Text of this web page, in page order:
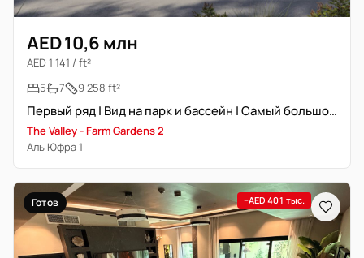
AED 10,6 млн
AED 1 141 / ft²
5
7 9 258 ft²
Первый ряд | Вид на парк и бассейн | Самый большой участок
The Valley - Farm Gardens 2
Аль Юфра 1
Готов −AED 401 тыс.